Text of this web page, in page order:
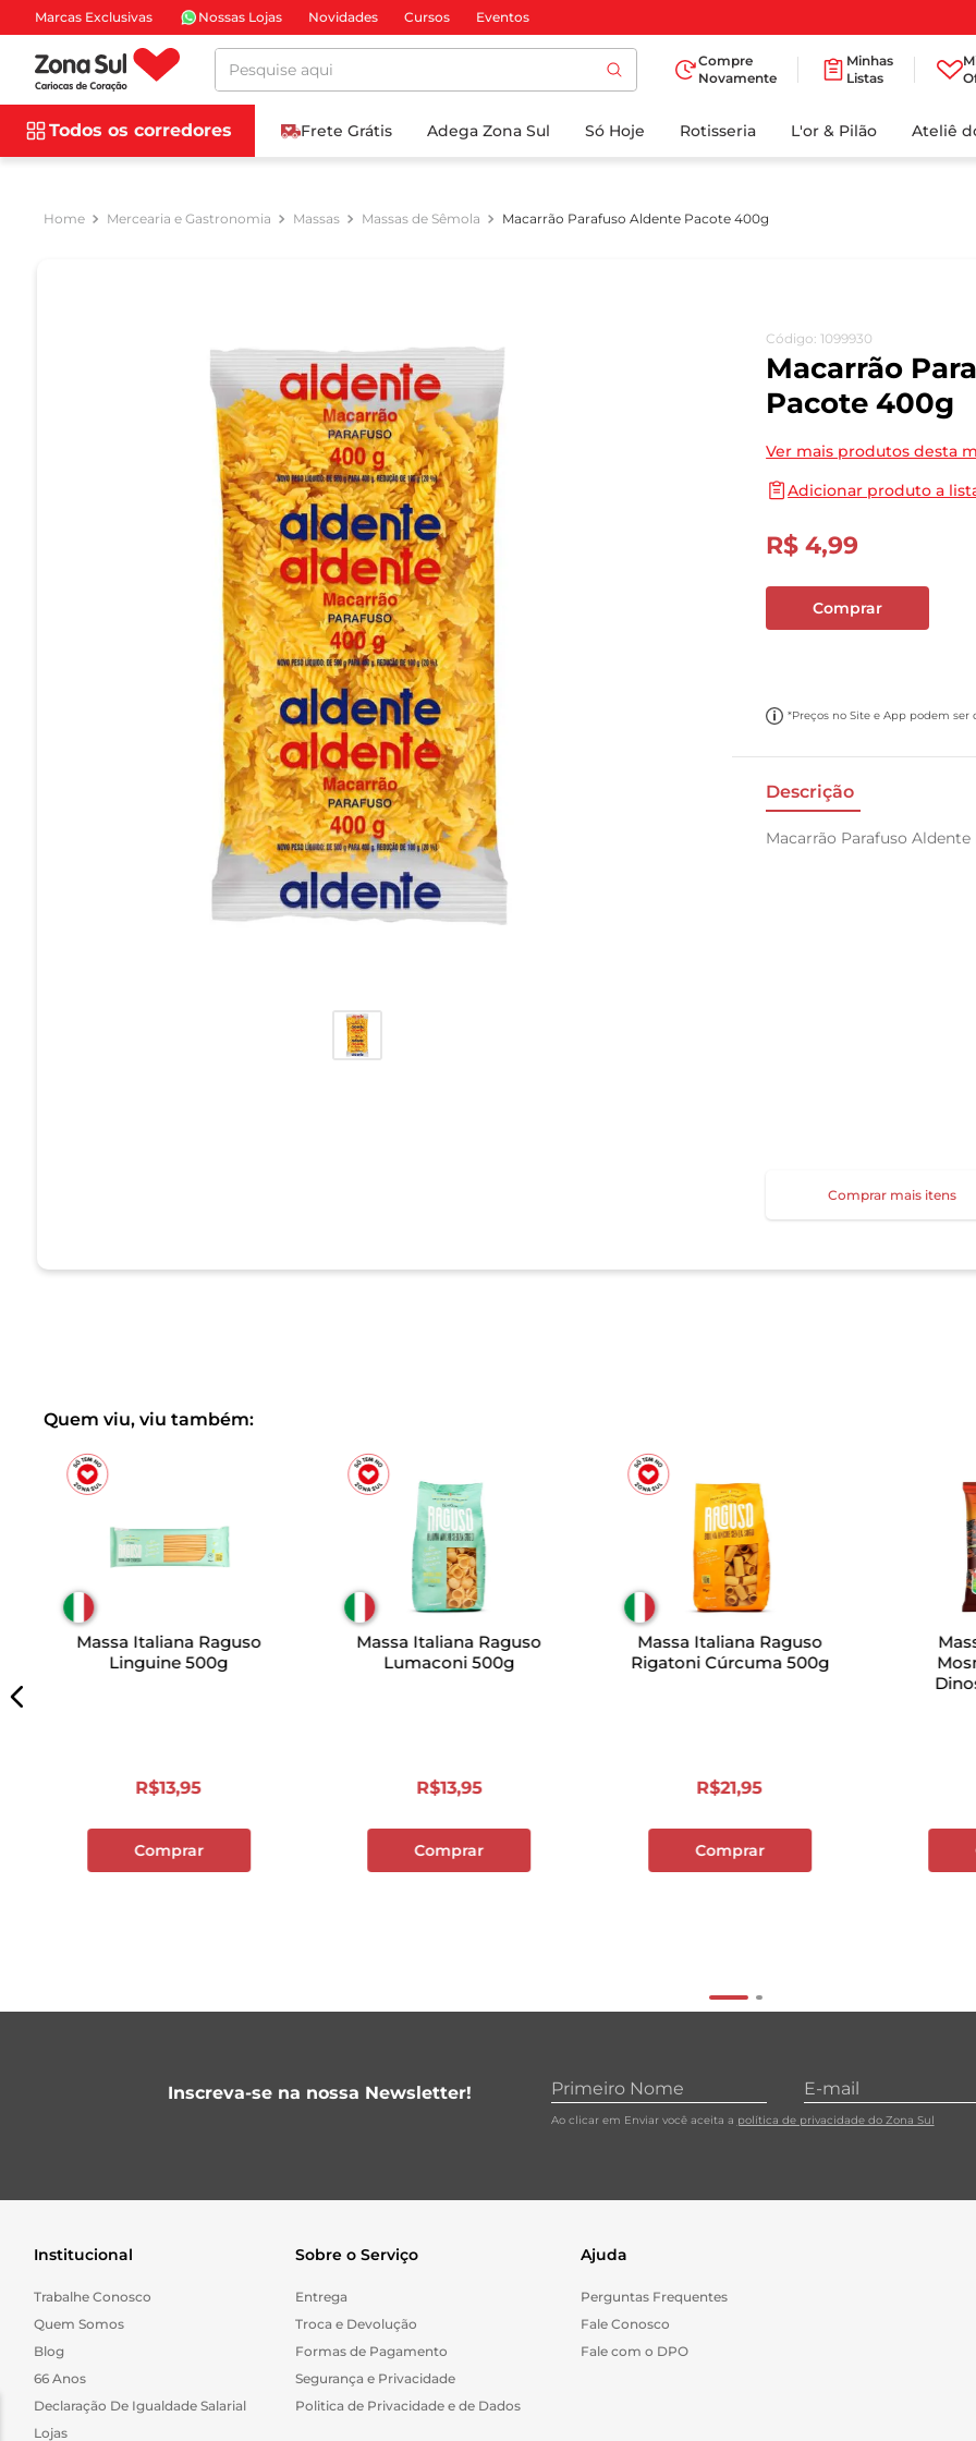
Marcas Exclusivas Nossas Lojas Novidades Cursos Eventos
Pesquise aqui
Compre
Novamente
Minhas
Listas
Todos os corredores Frete Grátis Adega Zona Sul Só Hoje Rotisseria L'or & Pilão Ateliê
Mercearia e Gastronomia Massas Massas de Sêmola Macarrão Parafuso Aldente Pacote 400g
Código: 1099930
Macarrão
Pacote 400g
Ver mais produtos desta
Adicionar produto a
R$ 4,99
Comprar
*Preços no Site e App podem ser
Descrição
Macarrão Parafuso
Comprar mais itens
Quem viu, viu também:
Massa Italiana Raguso
Linguine 500g
R$13,95
Comprar
Massa Italiana Raguso
Lumaconi 500g
R$13,95
Comprar
Massa Italiana Raguso
Rigatoni Cúrcuma 500g
R$21,95
Comprar
Inscreva-se na nossa Newsletter!
Ao clicar em Enviar você aceita a política de privacidade do Zona Sul
Institucional
Trabalhe Conosco
Quem Somos
Blog
66 Anos
Declaração De Igualdade Salarial
Lojas
Sobre o Serviço
Entrega
Troca e Devolução
Formas de Pagamento
Segurança e Privacidade
Politica de Privacidade e de Dados
Ajuda
Perguntas Frequentes
Fale Conosco
Fale com o DPO
BUSCADOS